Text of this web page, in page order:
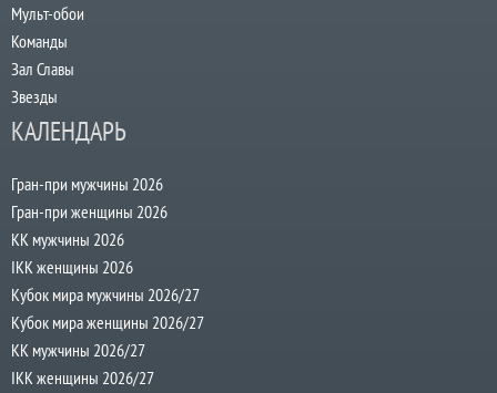
Мульт-обои
Команды
Зал Славы
Звезды
КАЛЕНДАРЬ
Гран-при мужчины 2026
Гран-при женщины 2026
КК мужчины 2026
IKK женщины 2026
Кубок мира мужчины 2026/27
Кубок мира женщины 2026/27
КК мужчины 2026/27
IKK женщины 2026/27